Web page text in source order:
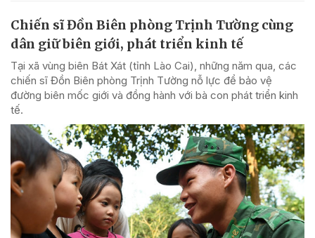
Chiến sĩ Đồn Biên phòng Trịnh Tường cùng
dân giữ biên giới, phát triển kinh tế
Tại xã vùng biên Bát Xát (tỉnh Lào Cai), những năm qua, các
chiến sĩ Đồn Biên phòng Trịnh Tường nỗ lực để bảo vệ
đường biên mốc giới và đồng hành với bà con phát triển kinh
tế.